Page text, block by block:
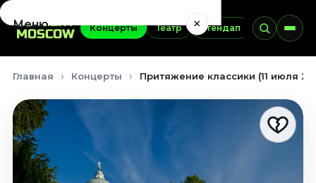
Концерты Театр Стендап Выставки
Меню ×
Сентябрь 2026
Октябрь 2026
Ноябрь 2026
Декабрь 2026
Январь 2027
Главная Концерты Притяжение классики (11 июля